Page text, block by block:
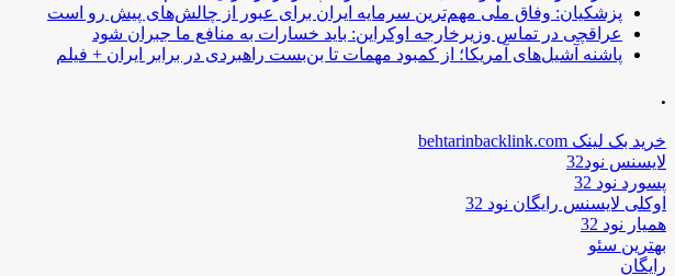
پزشکیان: وفاق ملی مهم‌ترین سرمایه ایران برای عبور از چالش‌های پیش رو است
عراقچی در تماس وزیرخارجه اوکراین: باید خسارات به منافع ما جبران شود
پاشنه آشیل‌های آمریکا؛ از کمبود مهمات تا بن‌بست راهبردی در برابر ایران + فیلم
.
خرید بک لینک behtarinbacklink.com
لایسنس نود32
پسورد نود 32
اوکلی لایسنس رایگان نود 32
همیار نود 32
بهترین سئو
رایگان